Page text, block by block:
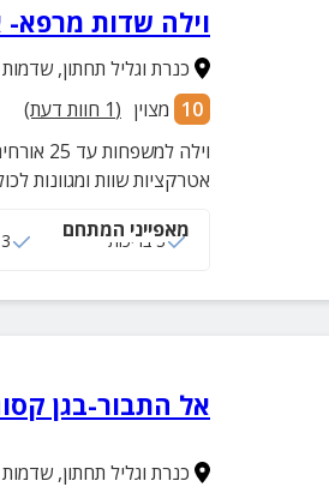
וילה שדות מרפא-
כנרת וגליל תחתון,
10 מצוין (
1 חוות דעת)
וילה
אטרקציות שוות ומגוונות
מאפייני המתחם
3 בריכות 3 מטבחים
אל התבור-בגן
כנרת וגליל תחתון,